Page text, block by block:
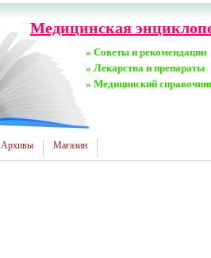
Медицинская
» Советы и рекомендации
» Лекарства и препараты
» Медицинский
Архивы Магазин